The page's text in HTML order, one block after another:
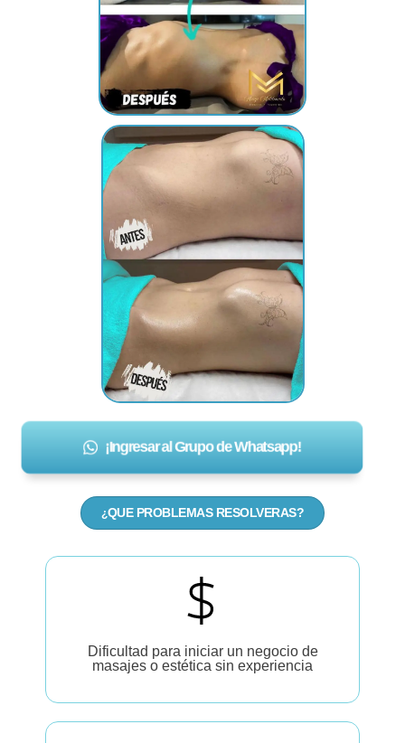
¡Ingresar al Grupo de Whatsapp!
¿QUE PROBLEMAS RESOLVERAS?
Dificultad para iniciar un negocio de
masajes o estética sin experiencia